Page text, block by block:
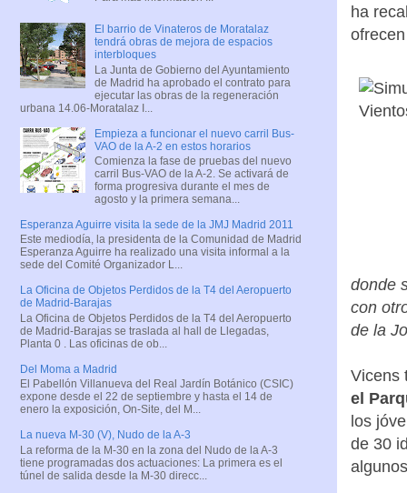
ha
donde
con
de la
Vicens
el
los
de 30
El barrio de Vinateros de Moratalaz
tendrá obras de mejora de espacios
interbloques
La Junta de Gobierno del Ayuntamiento
de Madrid ha aprobado el contrato para
ejecutar las obras de la regeneración
urbana 14.06-Moratalaz I...
Empieza a funcionar el nuevo carril Bus-
VAO de la A-2 en estos horarios
Comienza la fase de pruebas del nuevo
carril Bus-VAO de la A-2. Se activará de
forma progresiva durante el mes de
agosto y la primera semana...
Esperanza Aguirre visita la sede de la JMJ Madrid 2011
Este mediodía, la presidenta de la Comunidad de Madrid
Esperanza Aguirre ha realizado una visita informal a la
sede del Comité Organizador L...
La Oficina de Objetos Perdidos de la T4 del Aeropuerto
de Madrid-Barajas
La Oficina de Objetos Perdidos de la T4 del Aeropuerto
de Madrid-Barajas se traslada al hall de Llegadas,
Planta 0 . Las oficinas de ob...
Del Moma a Madrid
El Pabellón Villanueva del Real Jardín Botánico (CSIC)
expone desde el 22 de septiembre y hasta el 14 de
enero la exposición, On-Site, del M...
La nueva M-30 (V), Nudo de la A-3
La reforma de la M-30 en la zona del Nudo de la A-3
tiene programadas dos actuaciones: La primera es el
túnel de salida desde la M-30 direcc...